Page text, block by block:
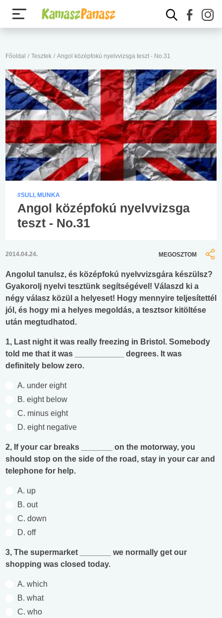
Főoldal / Tesztek / Angol középfokú nyelvvizsga teszt - No.31
#SULI, MUNKA
Angol középfokú nyelvvizsga
teszt - No.31
2014.04.24. MEGOSZTOM
Angolul tanulsz, és középfokú nyelvvizsgára készülsz?
Gyakorolj nyelvi tesztünk segítségével! Válaszd ki a
négy válasz közül a helyeset! Hogy mennyire teljesítettél
jól, és hogy mi a helyes megoldás, a tesztsor kitöltése
után megtudhatod.
1, Last night it was really freezing in Bristol. Somebody
told me that it was ___________ degrees. It was
definitely below zero.
A. under eight
B. eight below
C. minus eight
D. eight negative
2, If your car breaks _______ on the motorway, you
should stop on the side of the road, stay in your car and
telephone for help.
A. up
B. out
C. down
D. off
3, The supermarket _______ we normally get our
shopping was closed today.
A. which
B. what
C. who